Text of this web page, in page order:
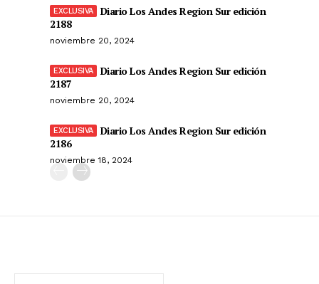
Diario Los Andes Region Sur edición
2188
noviembre 20, 2024
Diario Los Andes Region Sur edición
2187
noviembre 20, 2024
Diario Los Andes Region Sur edición
2186
noviembre 18, 2024